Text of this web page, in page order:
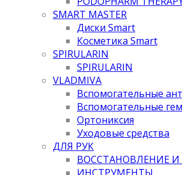
SMART MASTER
Диски Smart
Косметика Smart
SPIRULARIN
SPIRULARIN
VLADMIVA
Вспомогательные
Вспомогательные
Ортониксия
Уходовые средства
ДЛЯ РУК
ВОССТАНОВЛЕНИЕ И